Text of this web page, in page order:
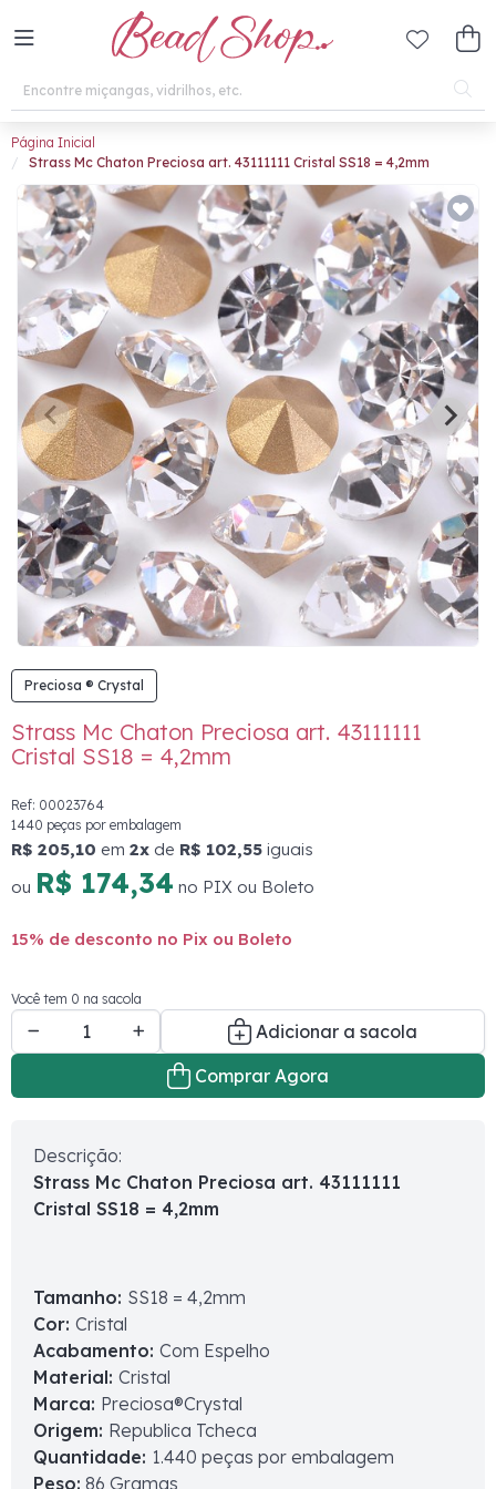
Página Inicial
Strass Mc Chaton Preciosa art. 43111111 Cristal SS18 = 4,2mm
Preciosa ® Crystal
Strass Mc Chaton Preciosa art. 43111111
Cristal SS18 = 4,2mm
Ref: 00023764
1440 peças por embalagem
R$ 205,10 em 2x de R$ 102,55 iguais
ou R$ 174,34 no PIX ou Boleto
15% de desconto no Pix ou Boleto
Você tem 0 na sacola
Adicionar a sacola
Comprar Agora
Descrição:
Strass Mc Chaton Preciosa art. 43111111
Cristal SS18 = 4,2mm
Tamanho: SS18 = 4,2mm
Cor: Cristal
Acabamento: Com Espelho
Material: Cristal
Marca: Preciosa®Crystal
Origem: Republica Tcheca
Quantidade: 1.440 peças por embalagem
Peso: 86 Gramas